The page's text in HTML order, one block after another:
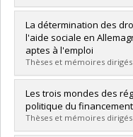
Graduate :Durocher,
Cycle :Master's
Grade : M. Sc.
Lien vers le document
La détermination des
l'aide sociale en
aptes à l'emploi
Thèses et mémoires dirigés
Graduate :Mireault,
Cycle :Master's
Grade :M. Sc.
Lien vers le document
Les trois mondes des
politique du
Thèses et mémoires dirigés